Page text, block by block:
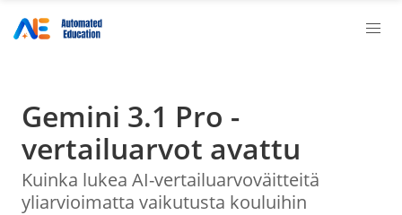
Gemini 3.1 Pro -
vertailuarvot avattu
Kuinka lukea AI-vertailuarvoväitteitä
yliarvioimatta vaikutusta kouluihin